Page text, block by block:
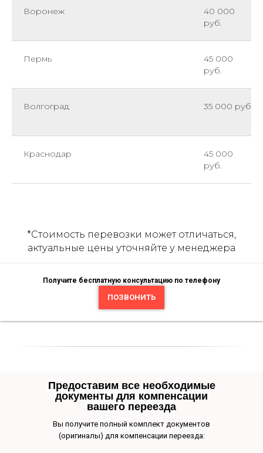
Воронеж
40 000
руб.
Пермь
45 000
руб.
Волгоград 35 000 руб.
Краснодар
45 000
руб.
*Cтоимость перевозки может отличаться,
актуальные цены уточняйте у менеджера
Получите бесплатную консультацию по телефону
ПОЗВОНИТЬ
Вы получите полный комплект документов
(оригиналы) для компенсации переезда:
Предоставим все необходимые
документы для компенсации
вашего переезда